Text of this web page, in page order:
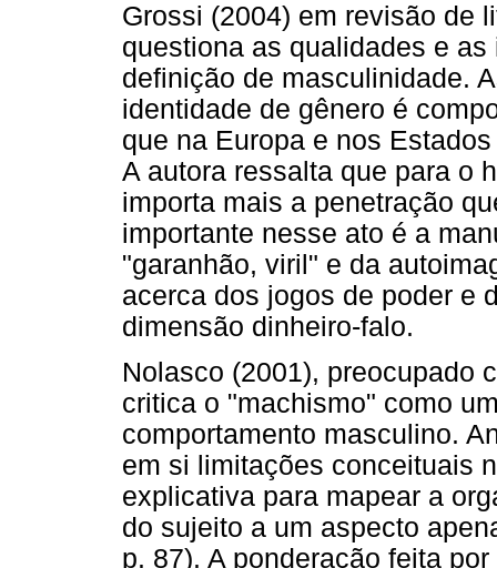
Grossi (2004) em revisão de
questiona as qualidades e
definição de masculinidade.
identidade de gênero é
que na Europa e nos
A autora ressalta que para o
importa mais a penetração
importante nesse ato é a
"garanhão, viril" e da
acerca dos jogos de poder e
dimensão dinheiro-falo.
Nolasco (2001), preocupado
critica o "machismo" como
comportamento masculino.
em si limitações conceituais
explicativa para mapear a
do sujeito a um aspecto
p. 87). A ponderação feita